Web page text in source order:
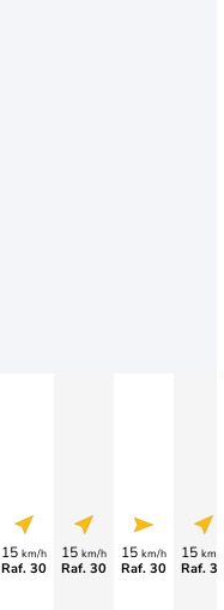
15 km/h
Raf. 30
15 km/h
Raf. 30
15 km/h
Raf. 30
15 km/
Raf.